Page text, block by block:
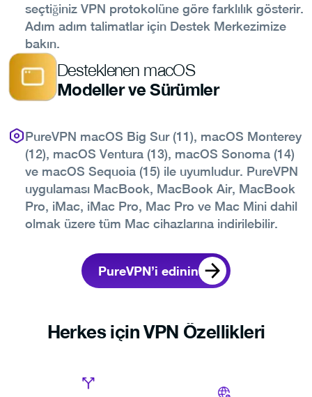
seçtiğiniz VPN protokolüne göre farklılık gösterir.
Adım adım talimatlar için Destek Merkezimize
bakın.
Desteklenen macOS
Modeller ve Sürümler
PureVPN macOS Big Sur (11), macOS Monterey
(12), macOS Ventura (13), macOS Sonoma (14)
ve macOS Sequoia (15) ile uyumludur. PureVPN
uygulaması MacBook, MacBook Air, MacBook
Pro, iMac, iMac Pro, Mac Pro ve Mac Mini dahil
olmak üzere tüm Mac cihazlarına indirilebilir.
PureVPN’i edinin
Herkes için VPN Özellikleri